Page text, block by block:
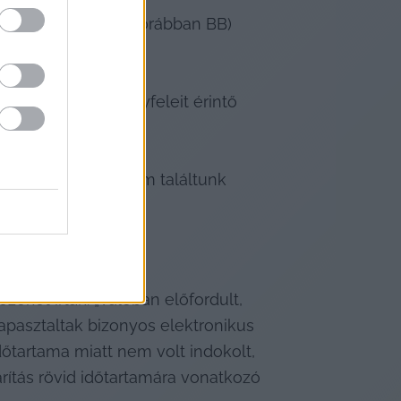
MBH Netbank (korábban BB)
bankkártyás ügyfeleit érintő
vonatkozóan nem találtunk
írták: „Valóban előfordult,
bizonyos elektronikus
miatt nem volt indokolt,
rövid időtartamára vonatkozó